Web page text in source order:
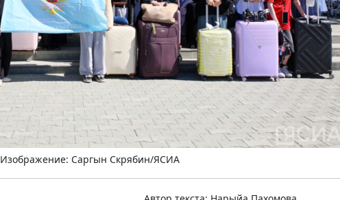
Изображение: Саргын Скрябин/ЯСИА